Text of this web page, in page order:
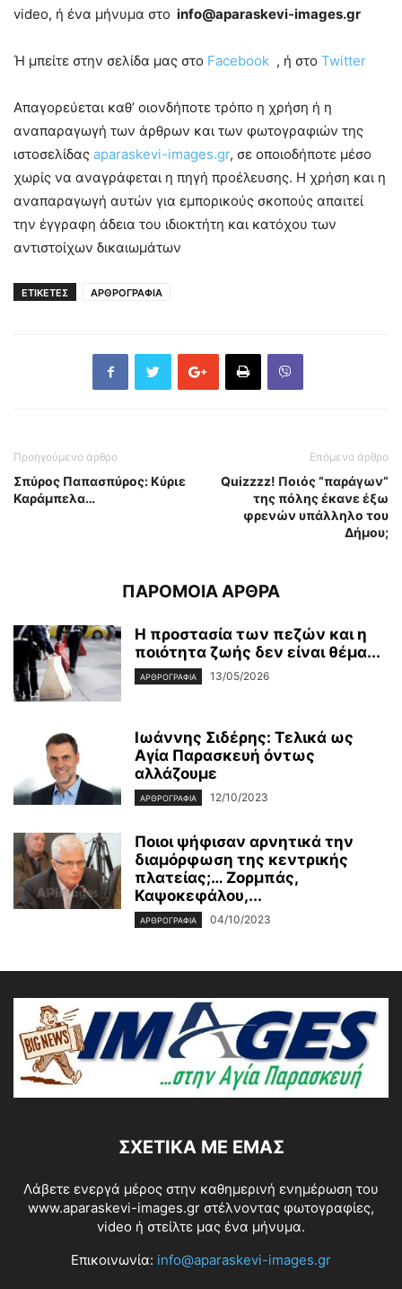
video, ή ένα μήνυμα στο info@aparaskevi-images.gr
Ή μπείτε στην σελίδα μας στο Facebook , ή στο Twitter
Απαγορεύεται καθ’ οιονδήποτε τρόπο η χρήση ή η
αναπαραγωγή των άρθρων και των φωτογραφιών της
ιστοσελίδας aparaskevi-images.gr, σε οποιοδήποτε μέσο
χωρίς να αναγράφεται η πηγή προέλευσης. Η χρήση και η
αναπαραγωγή αυτών για εμπορικούς σκοπούς απαιτεί
την έγγραφη άδεια του ιδιοκτήτη και κατόχου των
αντιστοίχων δικαιωμάτων
ΕΤΙΚΕΤΕΣ ΑΡΘΡΟΓΡΑΦΙΑ
Προηγούμενο άρθρο
Σπύρος Παπασπύρος: Κύριε
Καράμπελα…
Επόμενο άρθρο
Quizzzz! Ποιός “παράγων”
της πόλης έκανε έξω
φρενών υπάλληλο του
Δήμου;
ΠΑΡΟΜΟΙΑ ΑΡΘΡΑ
Η προστασία των πεζών και η
ποιότητα ζωής δεν είναι θέμα...
ΑΡΘΡΟΓΡΑΦΙΑ 13/05/2026
Ιωάννης Σιδέρης: Τελικά ως
Αγία Παρασκευή όντως
αλλάζουμε
ΑΡΘΡΟΓΡΑΦΙΑ 12/10/2023
Ποιοι ψήφισαν αρνητικά την
διαμόρφωση της κεντρικής
πλατείας;… Ζορμπάς,
Καψοκεφάλου,...
ΑΡΘΡΟΓΡΑΦΙΑ 04/10/2023
ΣΧΕΤΙΚΆ ΜΕ ΕΜΆΣ
Λάβετε ενεργά μέρος στην καθημερινή ενημέρωση του
www.aparaskevi-images.gr στέλνοντας φωτογραφίες,
video ή στείλτε μας ένα μήνυμα.
Επικοινωνία: info@aparaskevi-images.gr